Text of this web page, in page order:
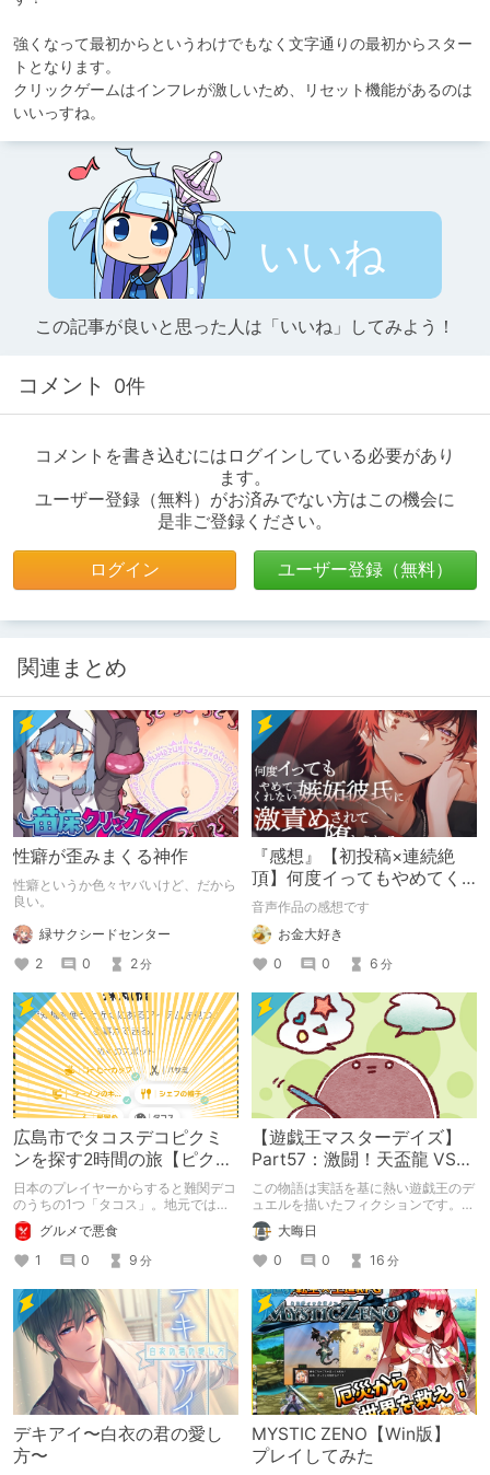
強くなって最初からというわけでもなく文字通りの最初からスター
トとなります。
クリックゲームはインフレが激しいため、リセット機能があるのは
いいっすね。
いいね
この記事が良いと思った人は「いいね」してみよう！
コメント 0件
コメントを書き込むにはログインしている必要があり
ます。
ユーザー登録（無料）がお済みでない方はこの機会に
是非ご登録ください。
ログイン ユーザー登録（無料）
関連まとめ
性癖が歪みまくる神作
性癖というか色々ヤバいけど、だから
良い。
緑サクシードセンター
2
0 2分
『感想』【初投稿×連続絶
頂】何度イってもやめてく
れない嫉妬彼氏に激責めさ
れて堕とされる。
音声作品の感想です
お金大好き
0
0 6 分
広島市でタコスデコピクミ
ンを探す2時間の旅【ピクミ
ンブルーム / Pikmin
Bloom】
日本のプレイヤーからすると難関デコ
のうちの1つ「タコス」。地元では見
つけられなかった男が広島で探す旅を
お送りします。ねくすと5月のテーマ
「お出かけの記録」。
グルメで悪食
1
0 9 分
【遊戯王マスターデイズ】
Part57：激闘！天盃龍 VS
千年D【架空デュエル】
この物語は実話を基に熱い遊戯王のデ
ュエルを描いたフィクションです。
（自分用メモ：2025-05-14）
大晦日
0
0 16 分
デキアイ〜白衣の君の愛し
方〜
MYSTIC ZENO【Win版】
プレイしてみた